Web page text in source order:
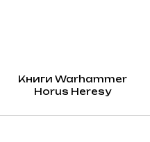
Книги Warhammer
Horus Heresy